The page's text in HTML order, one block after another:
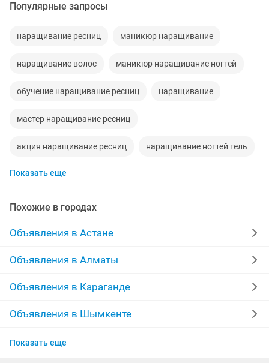
Популярные запросы
наращивание ресниц маникюр наращивание
наращивание волос маникюр наращивание ногтей
обучение наращивание ресниц наращивание
мастер наращивание ресниц
акция наращивание ресниц наращивание ногтей гель
наращивание ресниц на дому
маникюр педикюр наращивание ногтей
наращивание ламинирование
маникюр педикюр наращивание
работа наращивание ресниц
маникюр наращивание дизайны
Показать еще
Похожие в городах
Объявления в Астане
Объявления в Алматы
Объявления в Караганде
Объявления в Шымкенте
Объявления в Актобе
Показать еще